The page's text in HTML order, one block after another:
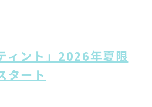
ィント」2026年夏限
タート